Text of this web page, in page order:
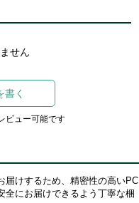
せん
書く
ビュー可能です
届けするため、精密性の高いPC
全にお届けできるよう丁寧な梱